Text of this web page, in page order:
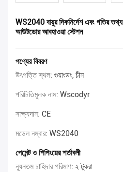
WS2040 বায়ুর দিকনির্দেশ এবং গতির
আউটডোর আবহাওয়া স্টেশন
পণ্যের বিবরণ
উৎপত্তি স্থল: গুয়াংডং, চীন
পরিচিতিমুলক নাম: Wscodyr
সাক্ষ্যদান: CE
মডেল নম্বার: WS2040
পেমেন্ট ও শিপিংয়ের শর্তাবলী
ন্যূনতম চাহিদার পরিমাণ: ২ টুকরা